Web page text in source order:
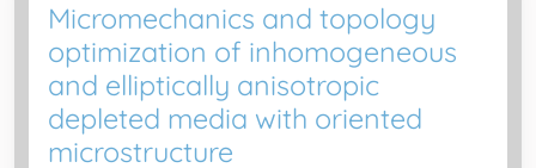
Micromechanics and topology
optimization of inhomogeneous
and elliptically anisotropic
depleted media with oriented
microstructure